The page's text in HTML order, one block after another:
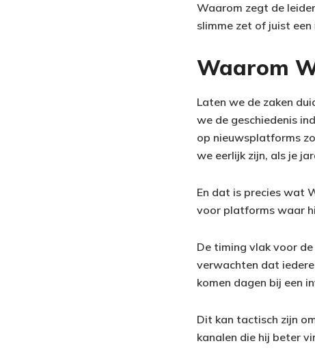
Waarom zegt de
slimme zet of juist een
Waarom
Laten we de zaken
we de geschiedenis
op nieuwsplatforms
we eerlijk zijn, als je
En dat is precies wat
voor platforms waar
De timing vlak voor
verwachten dat
komen dagen bij een
Dit kan tactisch zijn
kanalen die hij beter